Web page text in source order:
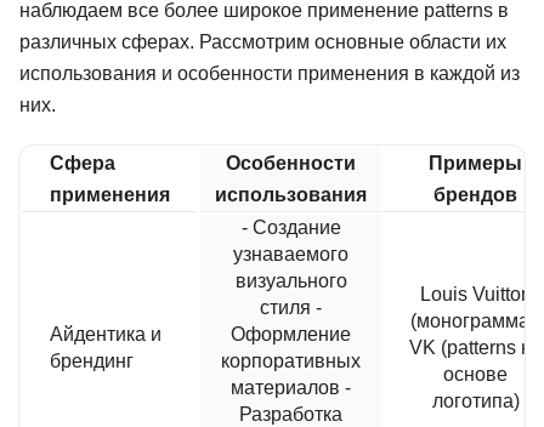
наблюдаем все более широкое применение patterns в
различных сферах. Рассмотрим основные области их
использования и особенности применения в каждой из
них.
Сфера
применения
Особенности
использования
Примеры
брендов
Айдентика и
брендинг
- Создание
узнаваемого
визуального
стиля -
Оформление
корпоративных
материалов -
Разработка
Louis Vuitton
(монограмма),
VK (patterns на
основе
логотипа)